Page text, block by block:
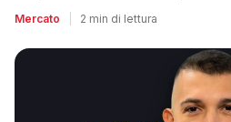
Mercato 2 min di lettura